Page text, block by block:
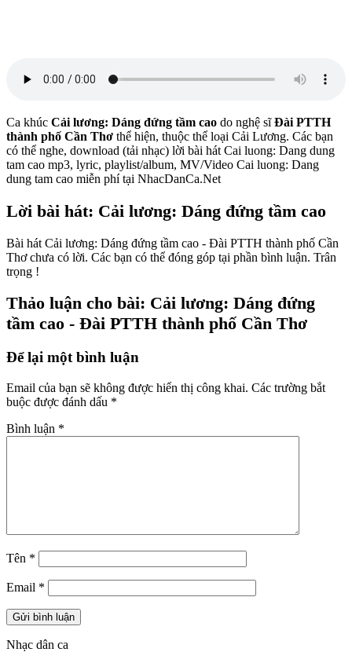
Ca khúc Cải lương: Dáng đứng tầm cao do nghệ sĩĐài PTTH
thành phố Cần Thơ thể hiện, thuộc thể loại Cải Lương. Các bạn
có thể nghe, download (tải nhạc) lời bài hát Cai luong: Dang dung
tam cao mp3, lyric, playlist/album, MV/Video Cai luong: Dang
dung tam cao miễn phí tại NhacDanCa.Net
Lời bài hát: Cải lương: Dáng đứng tầm cao
Bài hát Cải lương: Dáng đứng tầm cao - Đài PTTH thành phố Cần
Thơ chưa có lời. Các bạn có thể đóng góp tại phần bình luận. Trân
trọng !
Thảo luận cho bài: Cải lương: Dáng đứng
tầm cao - Đài PTTH thành phố Cần Thơ
Để lại một bình luận
Email của bạn sẽ không được hiển thị công khai. Các trường bắt
buộc được đánh dấu *
Bình luận *
Tên *
Email *
Nhạc dân ca